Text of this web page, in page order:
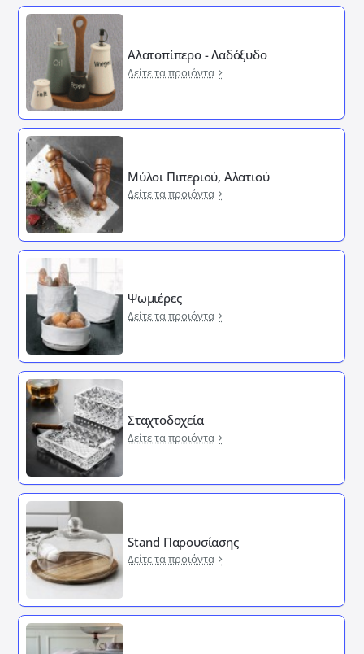
Αλατοπίπερο - Λαδόξυδο
Δείτε τα προιόντα
Μύλοι Πιπεριού, Αλατιού
Δείτε τα προιόντα
Ψωμιέρες
Δείτε τα προιόντα
Σταχτοδοχεία
Δείτε τα προιόντα
Stand Παρουσίασης
Δείτε τα προιόντα